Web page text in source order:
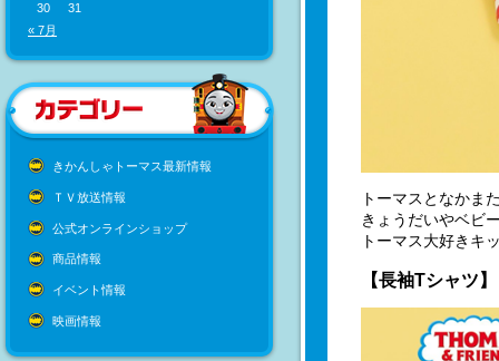
30
31
« 7月
きかんしゃトーマス最新情報
ＴＶ放送情報
公式オンラインショップ
商品情報
イベント情報
映画情報
トーマスとなかま
きょうだいやベビ
トーマス大好きキ
【長袖Tシャツ】